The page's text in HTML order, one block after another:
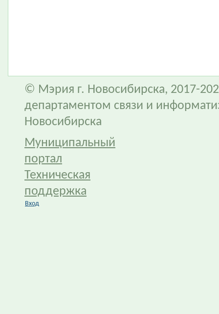
© Мэрия г. Новосибирска, 2017-
департаментом связи и
Новосибирска
Муниципальный
портал
Техническая
поддержка
Вход